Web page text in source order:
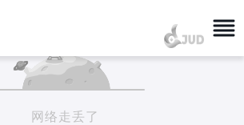
网络走丢了